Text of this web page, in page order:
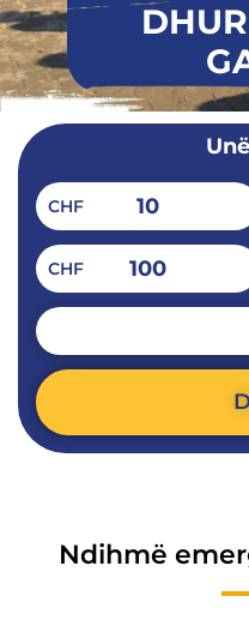
10
CHF
100
CHF
Alternative:
Ndihmë